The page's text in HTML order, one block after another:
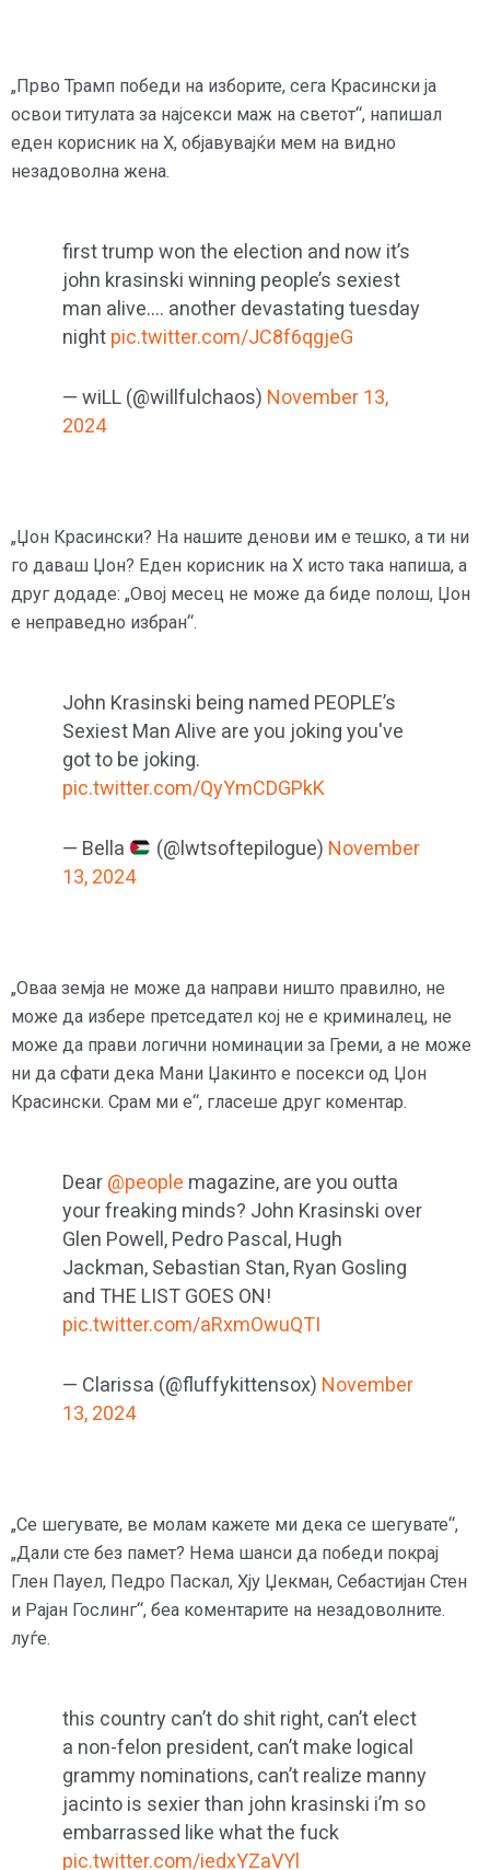
„Прво Трамп победи на изборите, сега Красински ја
освои титулата за најсекси маж на светот“, напишал
еден корисник на X, објавувајќи мем на видно
незадоволна жена.
first trump won the election and now it’s
john krasinski winning people’s sexiest
man alive…. another devastating tuesday
night pic.twitter.com/JC8f6qgjeG
— wiLL (@willfulchaos) November 13,
2024
„Џон Красински? На нашите денови им е тешко, а ти ни
го даваш Џон? Еден корисник на X исто така напиша, а
друг додаде: „Овој месец не може да биде полош, Џон
е неправедно избран“.
John Krasinski being named PEOPLE’s
Sexiest Man Alive are you joking you've
got to be joking.
pic.twitter.com/QyYmCDGPkK
— Bella (@lwtsoftepilogue) November
13, 2024
„Оваа земја не може да направи ништо правилно, не
може да избере претседател кој не е криминалец, не
може да прави логични номинации за Греми, а не може
ни да сфати дека Мани Џакинто е посекси од Џон
Красински. Срам ми е“, гласеше друг коментар.
Dear @people magazine, are you outta
your freaking minds? John Krasinski over
Glen Powell, Pedro Pascal, Hugh
Jackman, Sebastian Stan, Ryan Gosling
and THE LIST GOES ON!
pic.twitter.com/aRxmOwuQTI
— Clarissa (@fluffykittensox) November
13, 2024
„Се шегувате, ве молам кажете ми дека се шегувате“,
„Дали сте без памет? Нема шанси да победи покрај
Глен Пауел, Педро Паскал, Хју Џекман, Себастијан Стен
и Рајан Гослинг“, беа коментарите на незадоволните.
луѓе.
this country can’t do shit right, can’t elect
a non-felon president, can’t make logical
grammy nominations, can’t realize manny
jacinto is sexier than john krasinski i’m so
embarrassed like what the fuck
pic.twitter.com/iedxYZaVYl